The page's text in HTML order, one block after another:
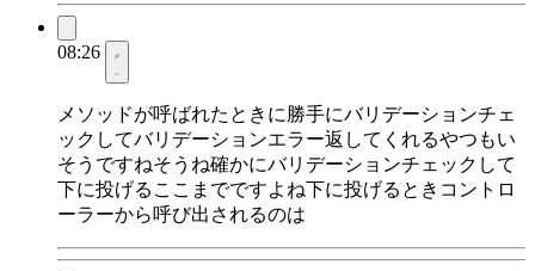
08:26
メソッドが呼ばれたときに勝手にバリデーションチェ
ックしてバリデーションエラー返してくれるやつもい
そうですねそうね確かにバリデーションチェックして
下に投げるここまでですよね下に投げるときコントロ
ーラーから呼び出されるのは